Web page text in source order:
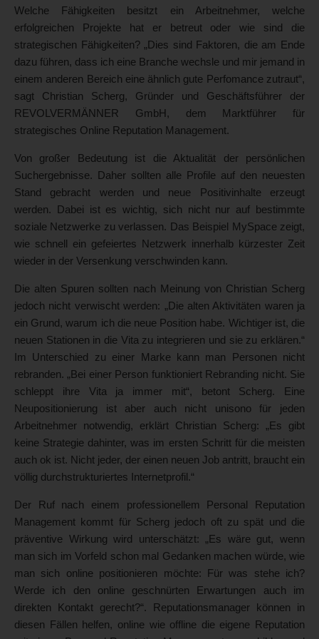
Welche Fähigkeiten besitzt ein Arbeitnehmer, welche
erfolgreichen Projekte hat er betreut oder wie sind die
strategischen Fähigkeiten? „Dies sind Faktoren, die am Ende
dazu führen, dass ich eine Branche wechsle und mir jemand in
einem anderen Bereich eine ähnlich gute Perfomance zutraut“,
sagt Christian Scherg, Gründer und Geschäftsführer der
REVOLVERMÄNNER GmbH, dem Marktführer für
strategisches Online Reputation Management.
Von großer Bedeutung ist die Aktualität der persönlichen
Suchergebnisse. Daher sollten alle Profile auf den neuesten
Stand gebracht werden und neue Positivinhalte erzeugt
werden. Dabei ist es wichtig, sich nicht nur auf bestimmte
soziale Netzwerke zu verlassen. Das Beispiel MySpace zeigt,
wie schnell ein gefeiertes Netzwerk innerhalb kürzester Zeit
wieder in der Versenkung verschwinden kann.
Die alten Spuren sollten nach Meinung von Christian Scherg
jedoch nicht verwischt werden: „Die alten Aktivitäten waren ja
ein Grund, warum ich die neue Position habe. Wichtiger ist, die
neuen Stationen in die Vita zu integrieren und sie zu erklären.“
Im Unterschied zu einer Marke kann man Personen nicht
rebranden. „Bei einer Person funktioniert Rebranding nicht. Sie
schleppt ihre Vita ja immer mit“, betont Scherg. Eine
Neupositionierung ist aber auch nicht unisono für jeden
Arbeitnehmer notwendig, erklärt Christian Scherg: „Es gibt
keine Strategie dahinter, was im ersten Schritt für die meisten
auch ok ist. Nicht jeder, der einen neuen Job antritt, braucht ein
völlig durchstrukturiertes Internetprofil.“
Der Ruf nach einem professionellem Personal Reputation
Management kommt für Scherg jedoch oft zu spät und die
präventive Wirkung wird unterschätzt: „Es wäre gut, wenn
man sich im Vorfeld schon mal Gedanken machen würde, wie
man sich online positionieren möchte: Für was stehe ich?
Werde ich den online geschnürten Erwartungen auch im
direkten Kontakt gerecht?“. Reputationsmanager können in
diesen Fällen helfen, online wie offline die eigene Reputation